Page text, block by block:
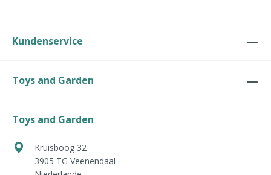
Toys and Garden
Kruisboog 32
3905 TG Veenendaal
Kundenservice
Toys and Garden